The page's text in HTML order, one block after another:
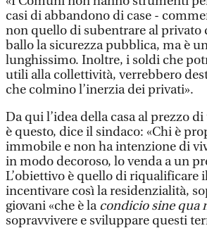
casi di abbandono di case -
non quello di subentrare al privato
ballo la sicurezza pubblica, ma è
lunghissimo. Inoltre, i soldi che
utili alla collettività, verrebbero
che colmino l’inerzia dei privati».
Da qui l’idea della casa al prezzo
è questo, dice il sindaco: «Chi è
immobile e non ha intenzione di
in modo decoroso, lo venda a un
L’obiettivo è quello di riqualificare
incentivare così la residenzialità,
giovani «che è lacondicio sine qua
sopravvivere e sviluppare questi